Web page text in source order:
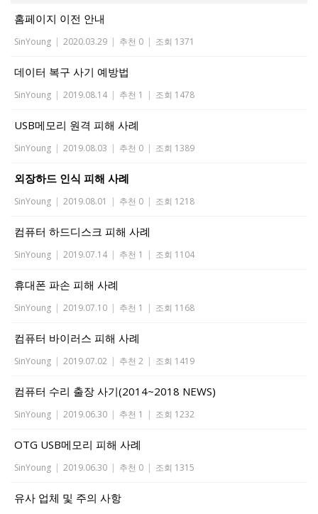
홈페이지 이전 안내
SinYoung | 2020.03.29 | 추천 0 | 조회 1371
데이터 복구 사기 예방법
SinYoung | 2019.08.14 | 추천 1 | 조회 1478
USB메모리 원격 피해 사례
SinYoung | 2019.08.03 | 추천 0 | 조회 1389
외장하드 인식 피해 사례
SinYoung | 2019.08.01 | 추천 0 | 조회 1218
컴퓨터 하드디스크 피해 사례
SinYoung | 2019.07.14 | 추천 1 | 조회 1104
휴대폰 파손 피해 사례
SinYoung | 2019.07.10 | 추천 1 | 조회 1168
컴퓨터 바이러스 피해 사례
SinYoung | 2019.07.02 | 추천 2 | 조회 1419
컴퓨터 수리 출장 사기(2014~2018 NEWS)
SinYoung | 2019.06.30 | 추천 1 | 조회 1232
OTG USB메모리 피해 사례
SinYoung | 2019.06.30 | 추천 0 | 조회 1315
유사 업체 및 주의 사항